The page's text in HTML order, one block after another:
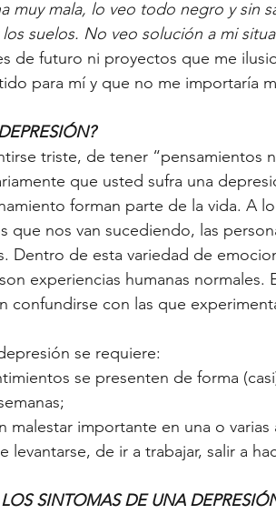
muy mala, lo veo todo negro y sin
suelos. No veo solución a mi
de futuro ni proyectos que me
para mí y que no me importaría
triste, de tener “pensamientos
que usted sufra una
forman parte de la vida. A
que nos van sucediendo, las
Dentro de esta variedad de
experiencias humanas
confundirse con las que
se requiere:
se presenten de forma
malestar importante en una o
levantarse, de ir a trabajar, salir a
SINTOMAS DE UNA